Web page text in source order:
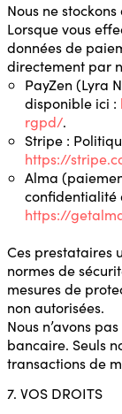
Nous ne
Lorsque vous
données de
directement par
PayZen (Lyra
disponible ici :
rgpd/.
Stripe :
https://
Alma
confidentialité
https://
Ces prestataires
normes de
mesures de
non autorisées.
Nous n’avons
bancaire. Seuls
transactions de
7. VOS DROITS